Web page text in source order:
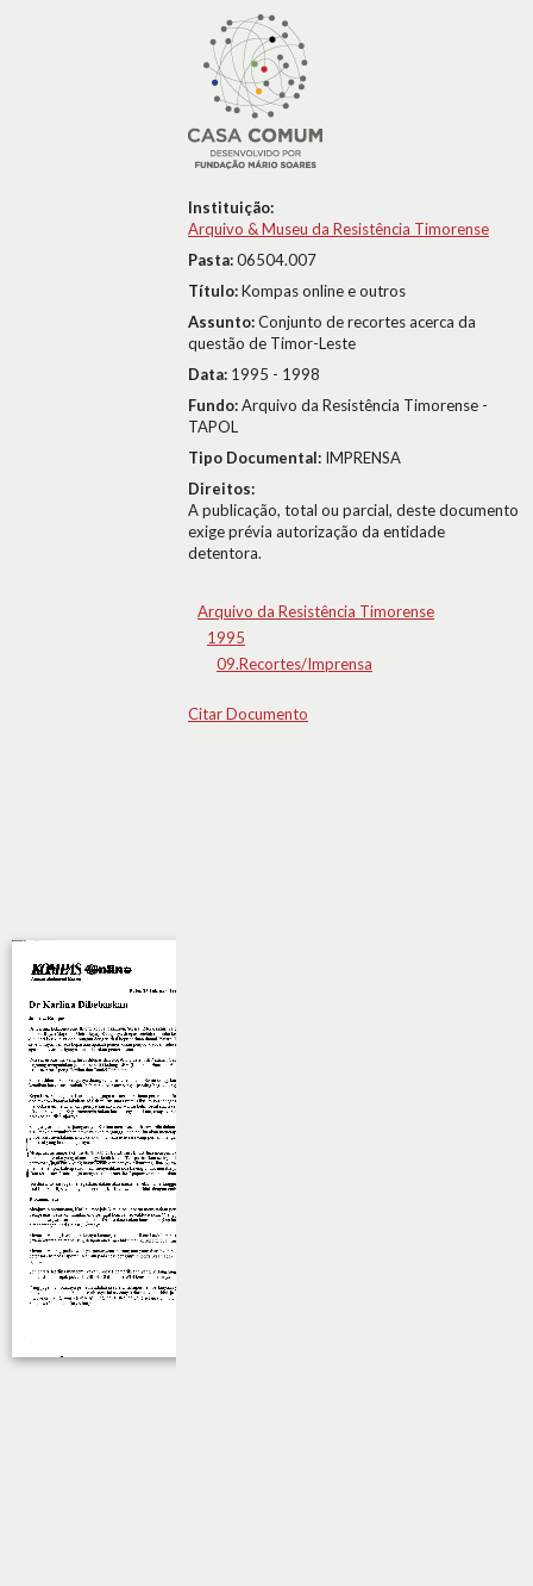
Instituição:
Arquivo & Museu da Resistência Timorense
Pasta:06504.007
Título:Kompas online e outros
Assunto:Conjunto de recortes acerca da
questão de Timor-Leste
Data: 1995 - 1998
Fundo:Arquivo da Resistência Timorense -
TAPOL
Tipo Documental: IMPRENSA
Direitos:
A publicação, total ou parcial, deste documento
exige prévia autorização da entidade
detentora.
Arquivo da Resistência Timorense
1995
09.Recortes/Imprensa
Citar Documento